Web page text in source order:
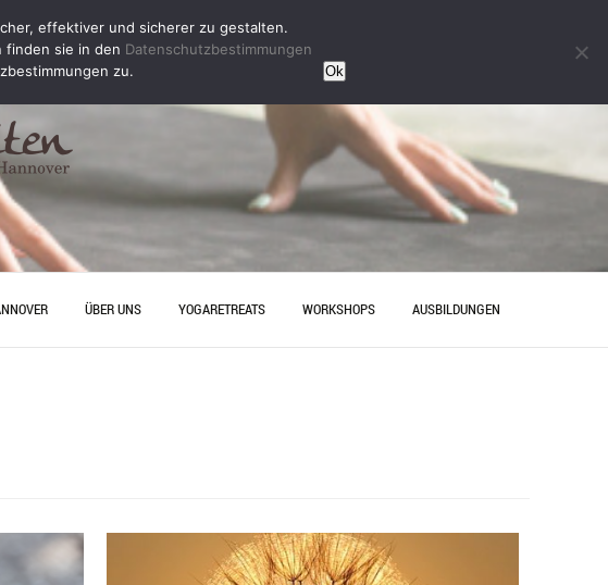
ÜBER UNS YOGARETREATS WORKSHOPS AUSBILDUNGEN
effektiver und sicherer zu gestalten.
finden sie in den Datenschutzbestimmungen
zu.
Ok